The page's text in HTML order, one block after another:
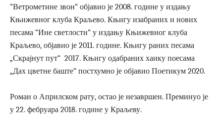
“Ветрометине звон” објавио је 2008. године у издању
Књижевног клуба Краљево. Књигу изабраних и нових
песама “Ине светлости” у издању Књижевног клуба
Краљево, објавио је 2011. године. Књигу раних песама
„Скрајнут пут“ 2017. Књигу одабраних хаику поесама
„Дах цветне баште“ постхумно је објавио Поетикум 2020.
Роман о Априлском рату, остао је незавршен. Преминуо је
у 22. фебруара 2018. године у Краљеву.